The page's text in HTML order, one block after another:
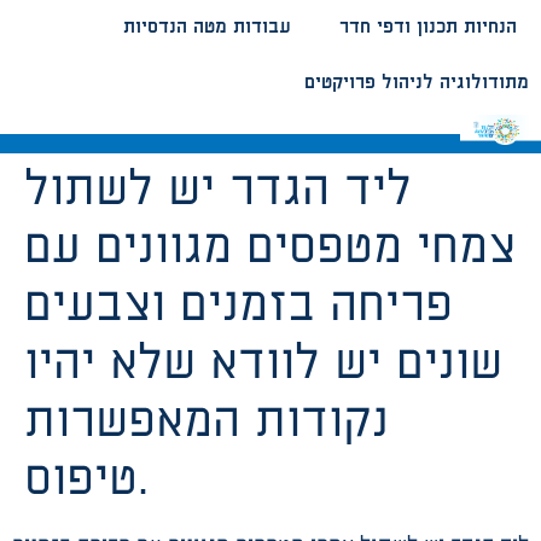
עבודות מטה הנדסיות הנחיות תכנון ודפי חדר
מתודולוגיה לניהול פרויקטים
ליד הגדר יש לשתול
צמחי מטפסים מגוונים עם
פריחה בזמנים וצבעים
שונים יש לוודא שלא יהיו
נקודות המאפשרות
טיפוס.